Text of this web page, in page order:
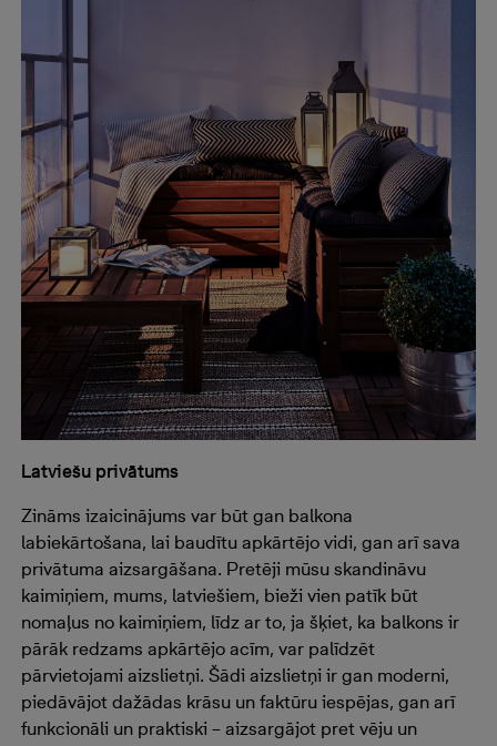
Latviešu privātums
Zināms izaicinājums var būt gan balkona
labiekārtošana, lai baudītu apkārtējo vidi, gan arī sava
privātuma aizsargāšana. Pretēji mūsu skandināvu
kaimiņiem, mums, latviešiem, bieži vien patīk būt
nomaļus no kaimiņiem, līdz ar to, ja šķiet, ka balkons ir
pārāk redzams apkārtējo acīm, var palīdzēt
pārvietojami aizslietņi. Šādi aizslietņi ir gan moderni,
piedāvājot dažādas krāsu un faktūru iespējas, gan arī
funkcionāli un praktiski – aizsargājot pret vēju un